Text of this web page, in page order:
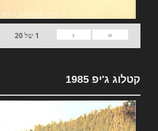
«
‹
1 של20
קטלוג ג'יפ 1985